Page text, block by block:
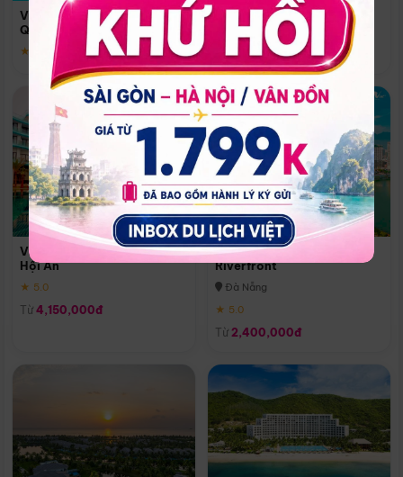
Vinpearl Resort & Spa Phu
Quoc
★ 5.0
Quoc
Phú Quốc
★ 5.0
Vinpearl Resort & Golf Nam
Hội An
★ 5.0
Từ 4,150,000đ
Melia Vinpearl Danang
Riverfront
Đà Nẵng
★ 5.0
Từ 2,400,000đ